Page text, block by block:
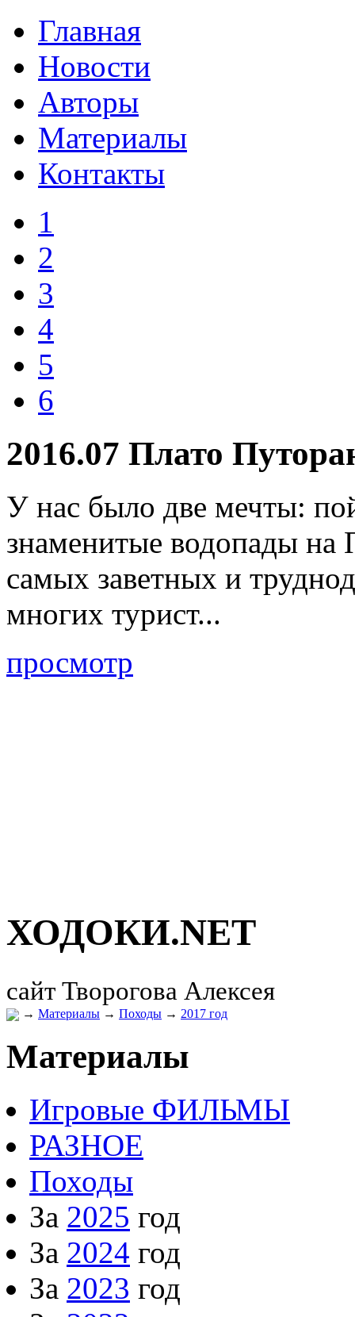
Главная
Новости
Авторы
Материалы
Контакты
1
2
3
4
5
6
2016.07 Плато
У нас было две мечты:
знаменитые водопады на
самых заветных и
многих турист...
просмотр
ХОДОКИ.NET
сайт Творогова Алексея
→ Материалы → Походы → 2017 год
Материалы
Игровые ФИЛЬМЫ
РАЗНОЕ
Походы
За 2025 год
За 2024 год
За 2023 год